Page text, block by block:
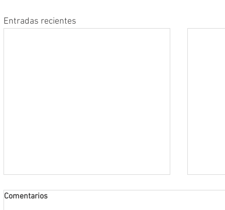
Entradas recientes
Comentarios